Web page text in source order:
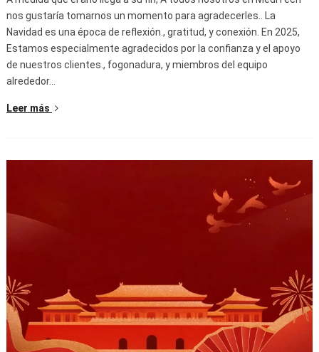
nos gustaría tomarnos un momento para agradecerles.. La
Navidad es una época de reflexión., gratitud, y conexión. En 2025,
Estamos especialmente agradecidos por la confianza y el apoyo
de nuestros clientes., fogonadura, y miembros del equipo
alrededor…
Leer más